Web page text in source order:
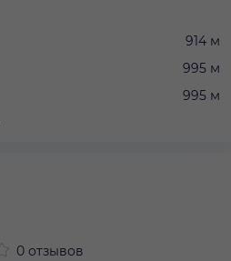
914 м
995 м
995 м
0 отзывов